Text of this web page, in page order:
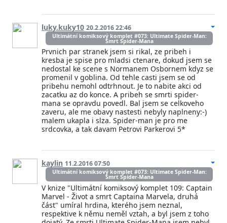
luky.kuky10 20.2.2016 22:46
Ultimátní komiksový komplet #073: Ultimate Spider-Man:
Smrt Spider-Mana
Prvnich par stranek jsem si rikal, ze pribeh i
kresba je spise pro mladsi ctenare, dokud jsem se
nedostal ke scene s Normanem Osbornem kdyz se
promenil v goblina. Od tehle casti jsem se od
pribehu nemohl odtrhnout. Je to nabite akci od
zacatku az do konce. A pribeh se smrti spider-
mana se opravdu povedl. Bal jsem se celkoveho
zaveru, ale me obavy nastesti nebyly naplneny:-)
malem ukapla i slza. Spider-man je pro me
srdcovka, a tak davam Petrovi Parkerovi 5*
kaylin 11.2.2016 07:50
Ultimátní komiksový komplet #073: Ultimate Spider-Man:
Smrt Spider-Mana
V knize "Ultimátní komiksový komplet 109: Captain
Marvel - Život a smrt Captaina Marvela, druhá
část" umíral hrdina, kterého jsem neznal,
respektive k němu neměl vztah, a byl jsem z toho